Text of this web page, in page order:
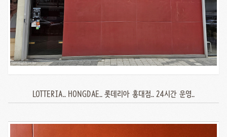
LOTTERIA.. HONGDAE.. 롯데리아 홍대점.. 24시간 운영..